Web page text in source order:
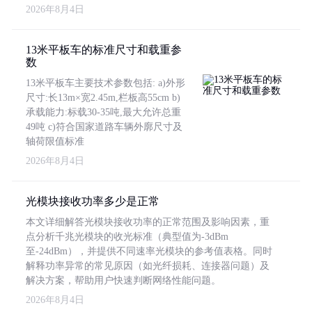
2026年8月4日
13米平板车的标准尺寸和载重参
数
13米平板车主要技术参数包括: a)外形
尺寸:长13m×宽2.45m,栏板高55cm b)
承载能力:标载30-35吨,最大允许总重
49吨 c)符合国家道路车辆外廓尺寸及
轴荷限值标准
2026年8月4日
光模块接收功率多少是正常
本文详细解答光模块接收功率的正常范围及影响因素，重
点分析千兆光模块的收光标准（典型值为-3dBm
至-24dBm），并提供不同速率光模块的参考值表格。同时
解释功率异常的常见原因（如光纤损耗、连接器问题）及
解决方案，帮助用户快速判断网络性能问题。
2026年8月4日